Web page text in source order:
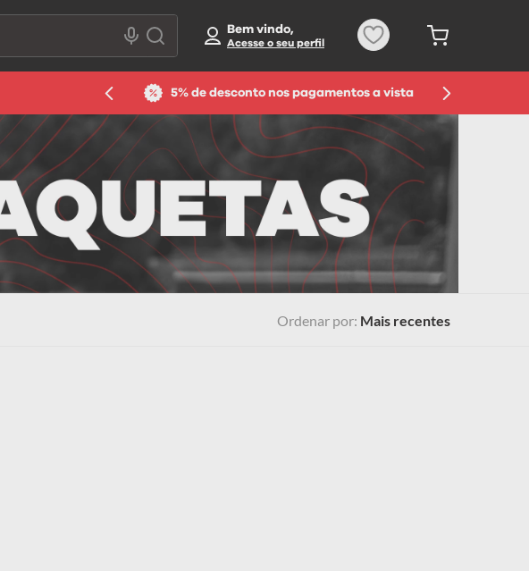
Bem vindo,
5% de desconto nos pagamentos a vista
Ordenar por Mais recentes